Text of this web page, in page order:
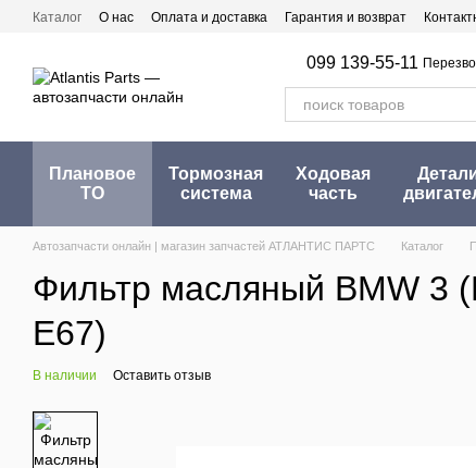
Перейти к основному контенту
Каталог О нас Оплата и доставка Гарантия и возврат
099 139-55-11
Плановое
ТО
Тормозная
система
Ходовая
часть
Автозапчасти онлайн | магазин запчастей АТЛАНТИС ПАРТС Каталог
Фильтр масляный BMW 3
E67)
В наличии Оставить отзыв